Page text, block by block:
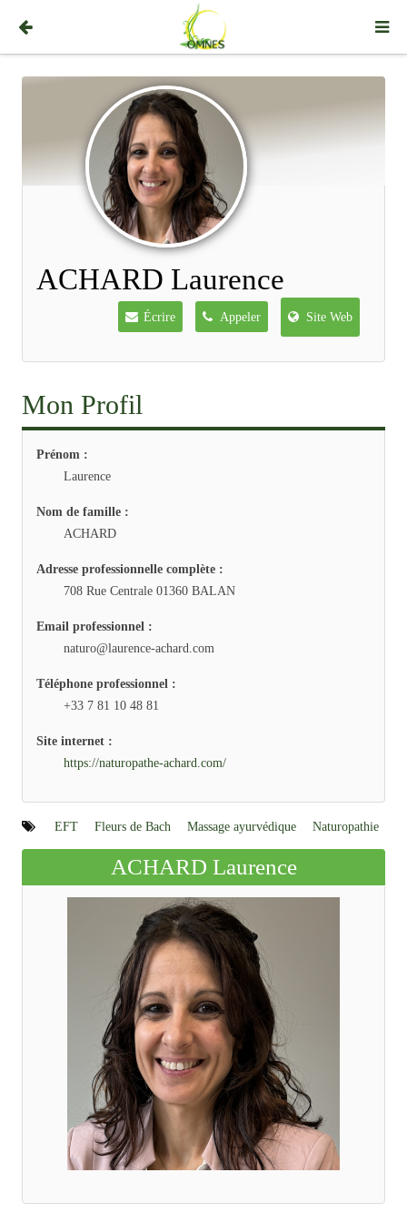
ACHARD Laurence
Écrire Appeler Site Web
Mon Profil
Prénom :
Laurence
Nom de famille :
ACHARD
Adresse professionnelle complète :
708 Rue Centrale 01360 BALAN
Email professionnel :
naturo@laurence-achard.com
Téléphone professionnel :
+33 7 81 10 48 81
Site internet :
https://naturopathe-achard.com/
EFT Fleurs de Bach Massage ayurvédique Naturopathie
ACHARD Laurence